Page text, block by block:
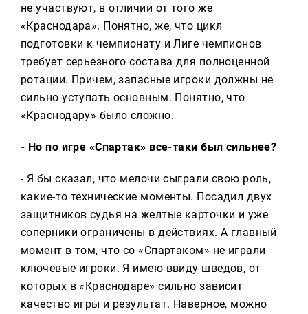
не участвуют, в отличии от того же
«Краснодара». Понятно, же, что цикл
подготовки к чемпионату и Лиге чемпионов
требует серьезного состава для полноценной
ротации. Причем, запасные игроки должны не
сильно уступать основным. Понятно, что
«Краснодару» было сложно.
- Но по игре «Спартак» все-таки был сильнее?
- Я бы сказал, что мелочи сыграли свою роль,
какие-то технические моменты. Посадил двух
защитников судья на желтые карточки и уже
соперники ограничены в действиях. А главный
момент в том, что со «Спартаком» не играли
ключевые игроки. Я имею ввиду шведов, от
которых в «Краснодаре» сильно зависит
качество игры и результат. Наверное, можно